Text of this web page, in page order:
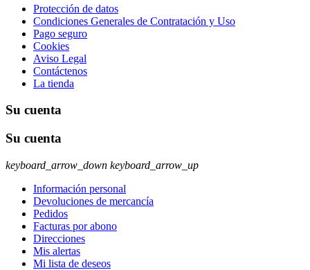
Protección de datos
Condiciones Generales de Contratación y Uso
Pago seguro
Cookies
Aviso Legal
Contáctenos
La tienda
Su cuenta
Su cuenta
keyboard_arrow_down keyboard_arrow_up
Información personal
Devoluciones de mercancía
Pedidos
Facturas por abono
Direcciones
Mis alertas
Mi lista de deseos